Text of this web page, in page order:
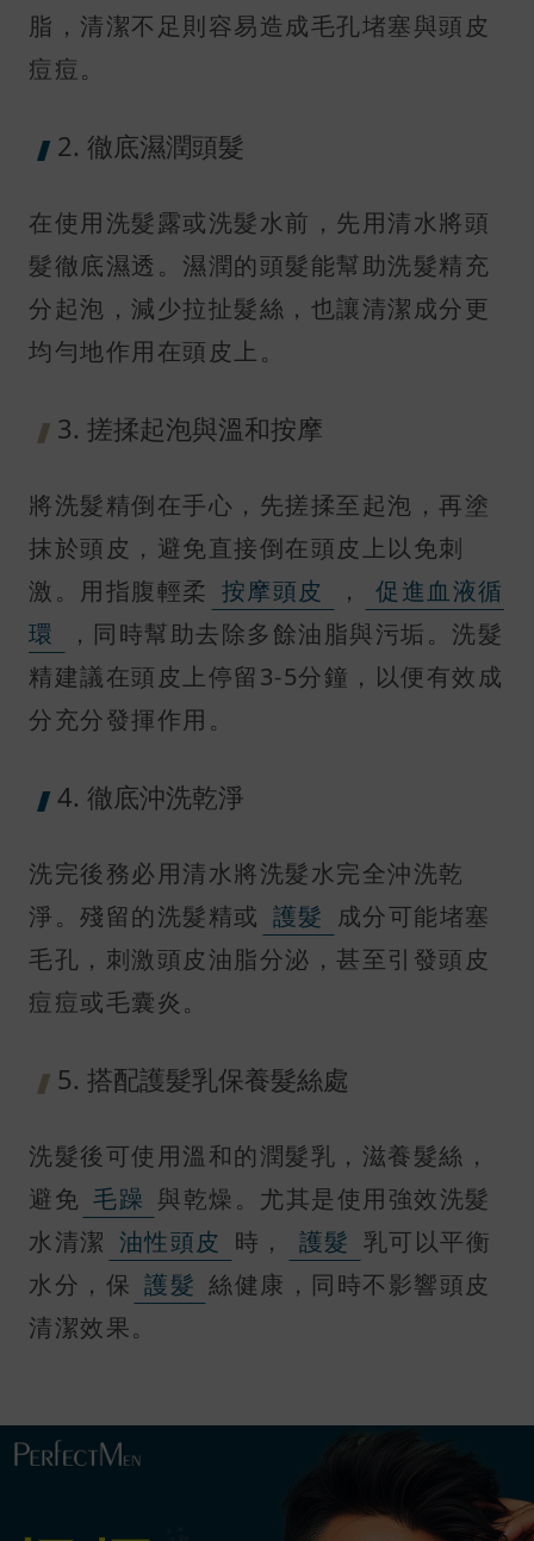
脂，清潔不足則容易造成毛孔堵塞與頭皮
痘痘。
2. 徹底濕潤頭髮
在使用洗髮露或洗髮水前，先用清水將頭
髮徹底濕透。濕潤的頭髮能幫助洗髮精充
分起泡，減少拉扯髮絲，也讓清潔成分更
均勻地作用在頭皮上。
3. 搓揉起泡與溫和按摩
將洗髮精倒在手心，先搓揉至起泡，再塗
抹於頭皮，避免直接倒在頭皮上以免刺
激。用指腹輕柔 按摩頭皮 ，
促進血液循
環
，同時幫助去除多餘油脂與污垢。洗髮
精建議在頭皮上停留3-5分鐘，以便有效成
分充分發揮作用。
4. 徹底沖洗乾淨
洗完後務必用清水將洗髮水完全沖洗乾
淨。殘留的洗髮精或 護髮 成分可能堵塞
毛孔，刺激頭皮油脂分泌，甚至引發頭皮
痘痘或毛囊炎。
5. 搭配護髮乳保養髮絲處
洗髮後可使用溫和的潤髮乳，滋養髮絲，
避免 毛躁 與乾燥。尤其是使用強效洗髮
水清潔 油性頭皮 時， 護髮 乳可以平衡
水分，保 護髮 絲健康，同時不影響頭皮
清潔效果。